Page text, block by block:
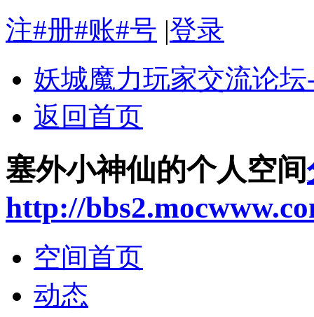
注#册#账#号 |登录
妖城魔力玩家交流论
返回首页
塞外小神仙的个人空间
http://
空间首页
动态